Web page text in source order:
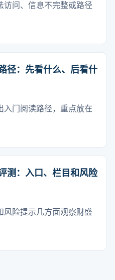
访问、信息不完整或路径
径：先看什么、后看什
入门阅读路径，重点放在
测：入口、栏目和风险
风险提示几方面观察财盛